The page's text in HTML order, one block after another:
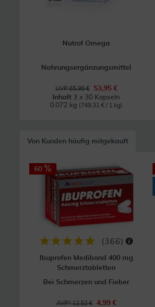
Nutrof Omega
Nahrungsergänzungsmittel
UVP 65,95 €
53,95 €
Inhalt 3 x 30 Kapseln
0.072 kg (749,31 € / 1 kg)
Von Kunden häufig mitgekauft
60
(366)
Ibuprofen Medibond 400 mg
Schmerztabletten
Bei Schmerzen und Fieber
AVP* 12,52 €
4,99 €